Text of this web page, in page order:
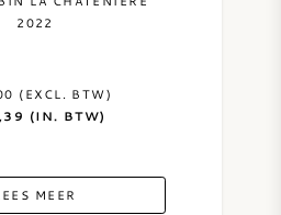
2022
(EXCL. BTW)
(IN. BTW)
MEER